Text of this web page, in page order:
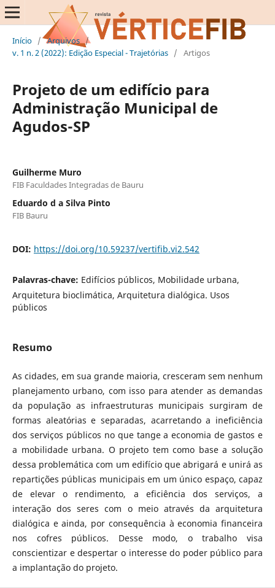
Início / Arquivos /
v. 1 n. 2 (2022): Edição Especial - Trajetórias / Artigos
Projeto de um edifício para
Administração Municipal de
Agudos-SP
Guilherme Muro
FIB Faculdades Integradas de Bauru
Eduardo d a Silva Pinto
FIB Bauru
DOI: https://doi.org/10.59237/vertifib.vi2.542
Palavras-chave: Edifícios públicos, Mobilidade urbana,
Arquitetura bioclimática, Arquitetura dialógica. Usos
públicos
Resumo
As cidades, em sua grande maioria, cresceram sem nenhum
planejamento urbano, com isso para atender as demandas
da população as infraestruturas municipais surgiram de
formas aleatórias e separadas, acarretando a ineficiência
dos serviços públicos no que tange a economia de gastos e
a mobilidade urbana. O projeto tem como base a solução
dessa problemática com um edifício que abrigará e unirá as
repartições públicas municipais em um único espaço, capaz
de elevar o rendimento, a eficiência dos serviços, a
interação dos seres com o meio através da arquitetura
dialógica e ainda, por consequência à economia financeira
nos cofres públicos. Desse modo, o trabalho visa
conscientizar e despertar o interesse do poder público para
a implantação do projeto.